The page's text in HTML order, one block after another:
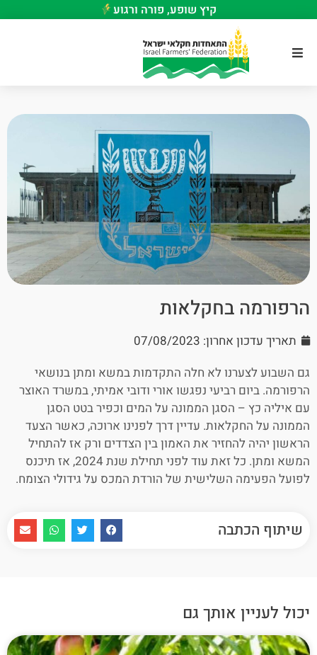
קיץ שופע, פורה ורגוע
הרפורמה בחקלאות
תאריך עדכון אחרון: 07/08/2023
גם השבוע לצערנו לא חלה התקדמות במשא ומתן בנושאי
הרפורמה. ביום רביעי נפגשו אורי ודובי אמיתי, במשרד האוצר
עם איליה כץ – הסגן הממונה על המים וכפיר בטט הסגן
הממונה על החקלאות. עדיין דרך לפנינו ארוכה, כאשר הצעד
הראשון יהיה להחזיר את האמון בין הצדדים ורק אז להתחיל
המשא ומתן. כל זאת עוד לפני תחילת שנת 2024, אז תיכנס
לפועל הפעימה השלישית של הורדת המכס על גידולי הצומח.
שיתוף הכתבה
יכול לעניין אותך גם